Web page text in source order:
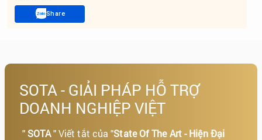
Share
SOTA - GIẢI PHÁP HỖ TRỢ
DOANH NGHIỆP VIỆT
"SOTA" Viết tắt của "State Of The Art - Hiện Đại